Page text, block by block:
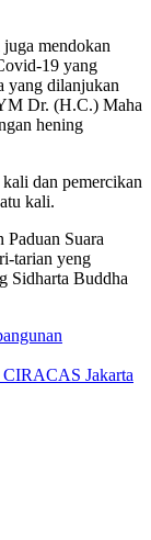
mendokan
19 yang
yang dilanjukan
Dr. (H.C.) Maha
hening
dan pemercikan
kali.
Paduan Suara
tarian yeng
Sidharta Buddha
Jakarta